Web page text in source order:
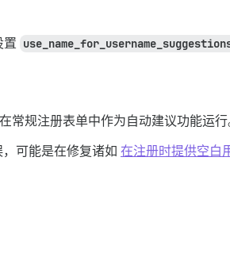
置
常规注册表单中作为自动建议功能运行
可能是在修复诸如 在注册时提供空白